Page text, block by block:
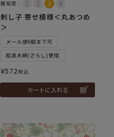
難易度：
刺し子 寄せ模様＜丸あつめ
＞
メール便6個まで可
和泉木綿(さらし)使用
¥572税込
カートに入れる